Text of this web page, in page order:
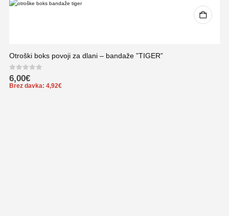
Otroški boks povoji za dlani – bandaže ”TIGER”
0out of 5
6,00€
Brez davka: 4,92€